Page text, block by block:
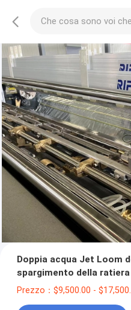
Doppia acqua Jet Loom
spargimento della
Prezzo：$9,500.00 -